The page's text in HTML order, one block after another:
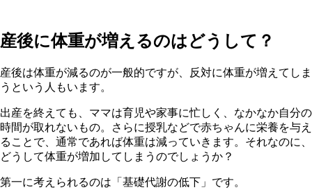
産後に体重が増えるのはどうして？
産後は体重が減るのが一般的ですが、反対に体重が増えてしま
うという人もいます。
出産を終えても、ママは育児や家事に忙しく、なかなか自分の
時間が取れないもの。さらに授乳などで赤ちゃんに栄養を与え
ることで、通常であれば体重は減っていきます。それなのに、
どうして体重が増加してしまうのでしょうか？
第一に考えられるのは「基礎代謝の低下」です。